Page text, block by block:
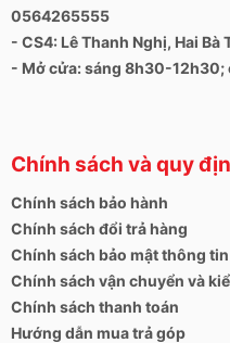
0564265555
- CS4: Lê Thanh Nghị, Hai
- Mở cửa: sáng 8h30-12h30;
Chính sách và quy
Chính sách bảo hành
Chính sách đổi trả hàng
Chính sách bảo mật thông tin
Chính sách vận chuyển và
Chính sách thanh toán
Hướng dẫn mua trả góp